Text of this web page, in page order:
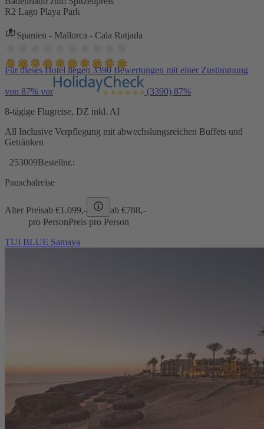
R2 Lago Playa Park
Spanien - Mallorca - Cala Ratjada
Für dieses Hotel liegen 3390 Bewertungen mit einer Zustimmung
von 87% vor (3390) 87%
8-tägige Flugreise, DZ inkl. AI
All Inclusive Verpflegung mit abwechslungsreichen Buffets und
Getränken
253009Bestellnr.:
Pauschalreise
Alter Preisab €1.099,- ab €788,-
pro PersonPreis pro Person
TUI BLUE Samaya